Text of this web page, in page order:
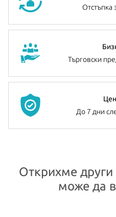
Отстъпка
Търговски
До 7 дни
Открихме други
може да